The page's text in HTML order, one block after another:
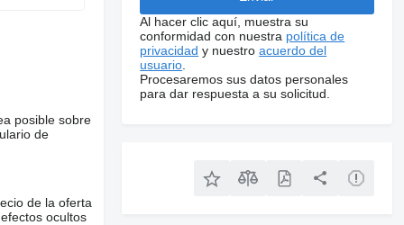
posible sobre
de
de la oferta
ocultos
Al hacer clic aquí, muestra su
conformidad con nuestra política de
privacidad y nuestroacuerdo del
usuario
Procesaremos sus datos personales
para dar respuesta a su solicitud.